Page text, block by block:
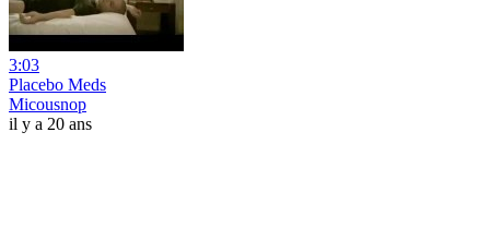
3:03
Placebo Meds
Micousnop
il y a 20 ans